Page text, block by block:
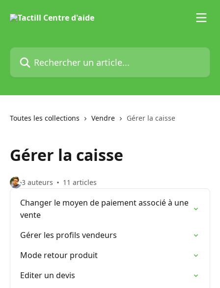
Rechercher un article...
Toutes les collections Vendre Gérer la caisse
Gérer la caisse
3 auteurs 11 articles
Changer le moyen de paiement associé à une
vente
Gérer les profils vendeurs
Mode retour produit
Editer un devis